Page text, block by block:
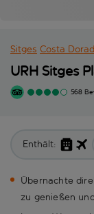
Sitges Costa
URH Sitges
568
Enthält:
Übernachte
zu genießen